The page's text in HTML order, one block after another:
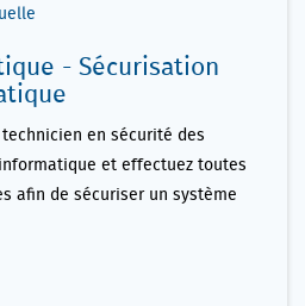
- Sécurisation
en sécurité des
et effectuez toutes
afin de sécuriser un système